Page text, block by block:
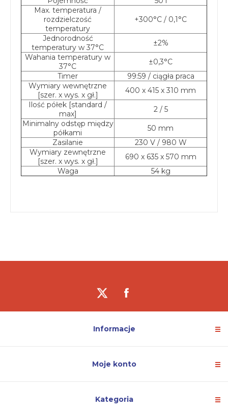
Max. temperatura /
rozdzielczość
temperatury
+300°C / 0,1°C
Jednorodność
temperatury w 37°C
±2%
Wahania temperatury w
37°C
±0,3°C
Timer
99:59 / ciągła praca
Wymiary wewnętrzne
[szer. x wys. x gł.]
400 x 415 x 310 mm
Ilość półek [standard /
max]
2 / 5
Minimalny odstęp między
półkami
50 mm
Zasilanie
230 V / 980 W
Wymiary zewnętrzne
[szer. x wys. x gł.]
690 x 635 x 570 mm
Waga
54 kg
Informacje
Moje konto
Kategoria